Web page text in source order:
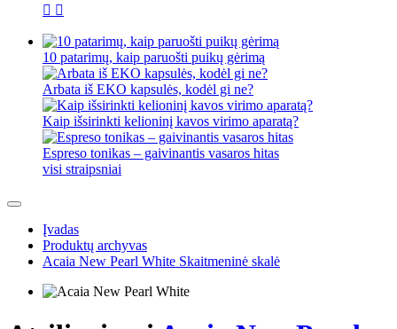
10 patarimų, kaip paruošti puikų gėrimą
Arbata iš EKO kapsulės, kodėl gi ne?
Kaip išsirinkti kelioninį kavos virimo aparatą?
Espreso tonikas – gaivinantis vasaros hitas
visi straipsniai
Įvadas
Produktų archyvas
Acaia New Pearl White Skaitmeninė skalė